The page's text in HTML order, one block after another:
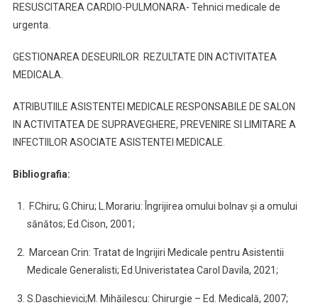
RESUSCITAREA CARDIO-PULMONARA- Tehnici medicale de
urgenta.
GESTIONAREA DESEURILOR REZULTATE DIN ACTIVITATEA
MEDICALA.
ATRIBUTIILE ASISTENTEI MEDICALE RESPONSABILE DE SALON
IN ACTIVITATEA DE SUPRAVEGHERE, PREVENIRE SI LIMITARE A
INFECTIILOR ASOCIATE ASISTENTEI MEDICALE.
Bibliografia:
F.Chiru; G.Chiru; L.Morariu: Îngrijirea omului bolnav şi a omului
sănătos; Ed.Cison, 2001;
Marcean Crin: Tratat de Ingrijiri Medicale pentru Asistentii
Medicale Generalisti; Ed.Univeristatea Carol Davila, 2021;
S.Daschievici;M. Mihăilescu: Chirurgie – Ed. Medicală, 2007;